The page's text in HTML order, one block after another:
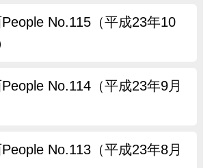
No.115（平成23年10
No.114（平成23年9月
No.113（平成23年8月